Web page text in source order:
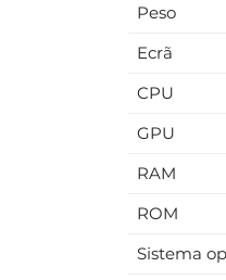
Peso
Ecrã
CPU
GPU
RAM
ROM
Sistema